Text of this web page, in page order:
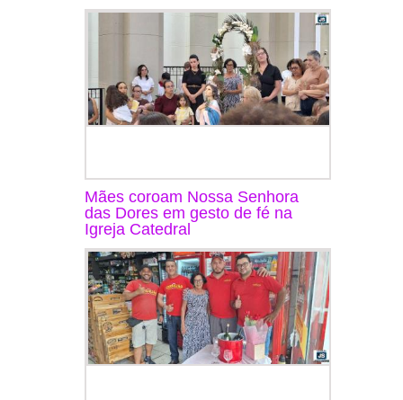
Mães coroam Nossa Senhora
das Dores em gesto de fé na
Igreja Catedral